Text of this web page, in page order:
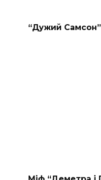
“Дужий